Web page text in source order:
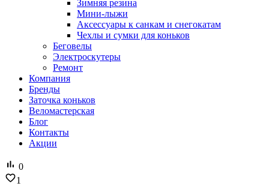
Зимняя резина
Мини-лыжи
Аксессуары к санкам и снегокатам
Чехлы и сумки для коньков
Беговелы
Электроскутеры
Ремонт
Компания
Бренды
Заточка коньков
Веломастерская
Блог
Контакты
Акции
0
1